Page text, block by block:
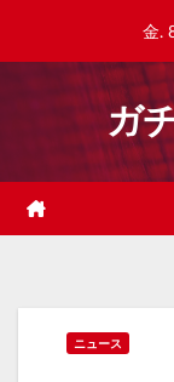
金.
ガ
ニュース